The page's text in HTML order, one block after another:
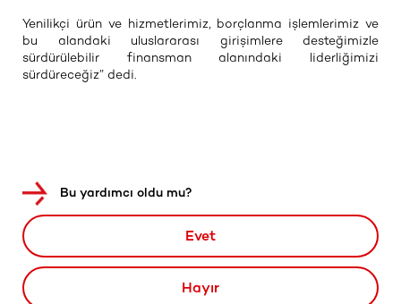
Yenilikçi ürün ve hizmetlerimiz, borçlanma işlemlerimiz ve
bu alandaki uluslararası girişimlere desteğimizle
sürdürülebilir finansman alanındaki liderliğimizi
sürdüreceğiz” dedi.
Bu yardımcı oldu mu?
Evet
Hayır